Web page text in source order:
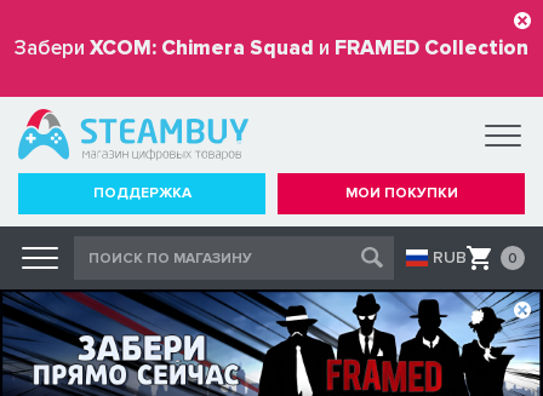
Забери XCOM: Chimera Squad и FRAMED Collection
бесплатно
ПОДДЕРЖКА МОИ ПОКУПКИ
RUB 0